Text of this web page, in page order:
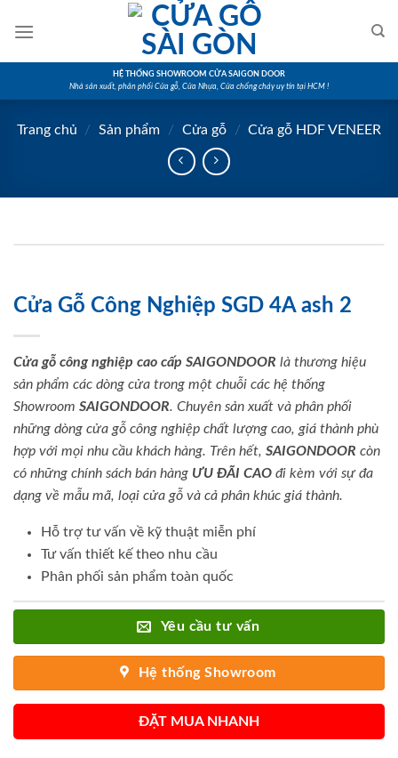
HỆ THỐNG SHOWROOM CỬA SAIGON DOOR
Nhà sản xuất, phân phối Cửa gỗ, Cửa Nhựa, Cửa chống cháy uy tín tại HCM !
Trang chủ / Sản phẩm / Cửa gỗ / Cửa gỗ HDF VENEER
Cửa Gỗ Công Nghiệp SGD 4A ash 2
Cửa gỗ công nghiệp cao cấp SAIGONDOOR là thương hiệu
sản phẩm các dòng cửa trong một chuỗi các hệ thống
Showroom SAIGONDOOR. Chuyên sản xuất và phân phối
những dòng cửa gỗ công nghiệp chất lượng cao, giá thành phù
hợp với mọi nhu cầu khách hàng. Trên hết, SAIGONDOOR còn
có những chính sách bán hàng ƯU ĐÃI CAO đi kèm với sự đa
dạng về mẫu mã, loại cửa gỗ và cả phân khúc giá thành.
Hỗ trợ tư vấn về kỹ thuật miễn phí
Tư vấn thiết kế theo nhu cầu
Phân phối sản phẩm toàn quốc
Yêu cầu tư vấn
Hệ thống Showroom
ĐẶT MUA NHANH